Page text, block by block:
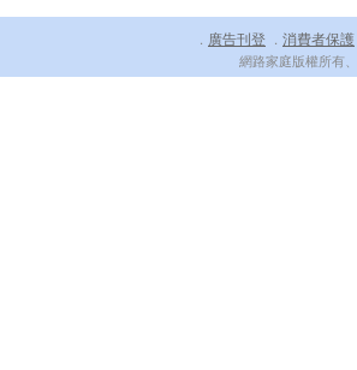
． 廣告刊登 ． 消費者保護
網路家庭版權所有